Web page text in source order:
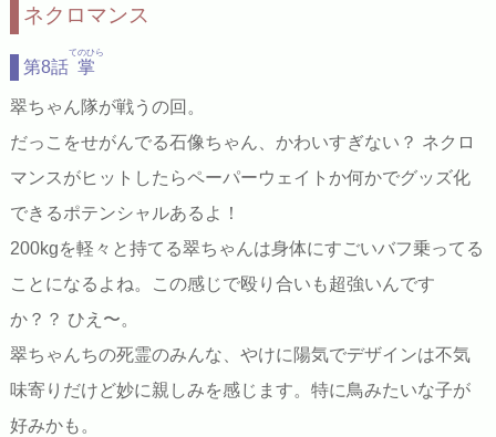
ネクロマンス
第8話 掌
てのひら
翠ちゃん隊が戦うの回。
だっこをせがんでる石像ちゃん、かわいすぎない？ ネクロ
マンスがヒットしたらペーパーウェイトか何かでグッズ化
できるポテンシャルあるよ！
200kgを軽々と持てる翠ちゃんは身体にすごいバフ乗ってる
ことになるよね。この感じで殴り合いも超強いんです
か？？ ひえ〜。
翠ちゃんちの死霊のみんな、やけに陽気でデザインは不気
味寄りだけど妙に親しみを感じます。特に鳥みたいな子が
好みかも。